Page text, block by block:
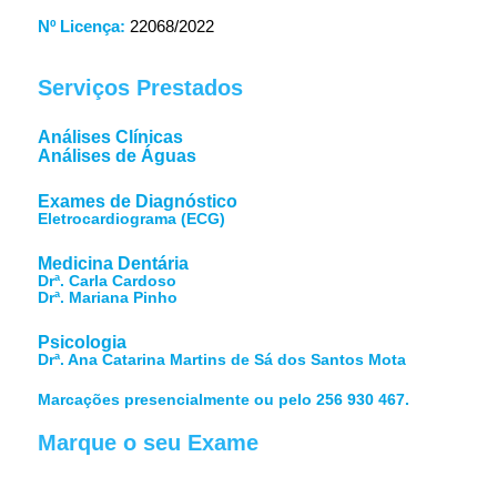
Nº Licença: 22068/2022
Serviços Prestados
Análises Clínicas
Análises de Águas
Exames de Diagnóstico
Eletrocardiograma (ECG)
Medicina Dentária
Drª. Carla Cardoso
Drª. Mariana Pinho
Psicologia
Drª. Ana Catarina Martins de Sá dos Santos Mota
Marcações presencialmente ou pelo 256 930 467.
Marque o seu Exame